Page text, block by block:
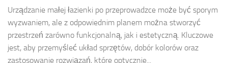
Urządzanie małej łazienki po przeprowadzce może być sporym
wyzwaniem, ale z odpowiednim planem można stworzyć
przestrzeń zarówno funkcjonalną, jak i estetyczną. Kluczowe
jest, aby przemyśleć układ sprzętów, dobór kolorów oraz
zastosowanie rozwiązań, które optycznie...